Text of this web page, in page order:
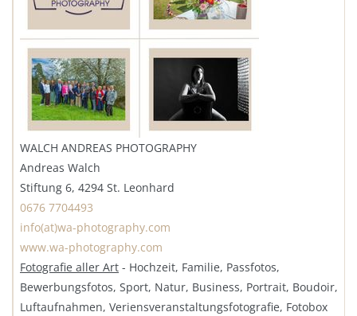
WALCH ANDREAS PHOTOGRAPHY
Andreas Walch
Stiftung 6, 4294 St. Leonhard
0676 7704493
info(at)wa-photography.com
www.wa-photography.com
Fotografie aller Art - Hochzeit, Familie, Passfotos,
Bewerbungsfotos, Sport, Natur, Business, Portrait, Boudoir,
Luftaufnahmen, Veriensveranstaltungsfotografie, Fotobox